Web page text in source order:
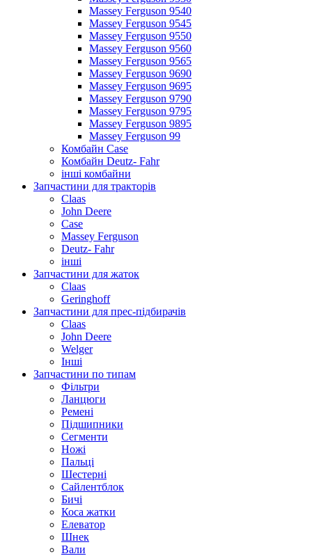
Massey Ferguson 9540
Massey Ferguson 9545
Massey Ferguson 9550
Massey Ferguson 9560
Massey Ferguson 9565
Massey Ferguson 9690
Massey Ferguson 9695
Massey Ferguson 9790
Massey Ferguson 9795
Massey Ferguson 9895
Massey Ferguson 99
Комбайн Case
Комбайн Deutz- Fahr
інші комбайни
Запчастини для тракторів
Claas
John Deere
Case
Massey Ferguson
Deutz- Fahr
інші
Запчастини для жаток
Claas
Geringhoff
Запчастини для прес-підбирачів
Claas
John Deere
Welger
Інші
Запчастини по типам
Фільтри
Ланцюги
Ремені
Підшипники
Сегменти
Ножі
Пальці
Шестерні
Сайлентблок
Бичі
Коса жатки
Елеватор
Шнек
Вали